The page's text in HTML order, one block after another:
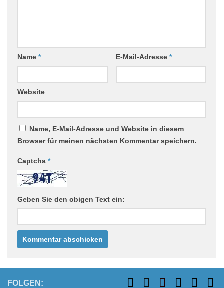
Name * E-Mail-Adresse *
Website
Name, E-Mail-Adresse und Website in diesem
Browser für meinen nächsten Kommentar speichern.
Captcha *
Geben Sie den obigen Text ein:
FOLGEN: